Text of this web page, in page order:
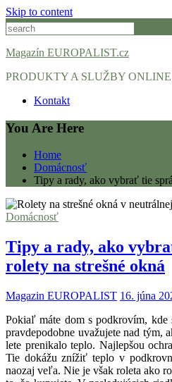
Skip to content
Magazín EUROPALIST.cz
PRODUKTY A SLUŽBY ONLINE
Kontakt
You Are Here
Home
Domácnosť
Tipy a rady, ako vybrať tie
Domácnosť
Tipy a rady, ako
rolety na strešné okná
Magazin EUROPALIST 16. júna
Pokiaľ máte dom s podkrovím, kde
pravdepodobne uvažujete nad tým,
lete prenikalo teplo. Najlepšou
Tie dokážu znížiť teplo v
naozaj veľa. Nie je však roleta ako